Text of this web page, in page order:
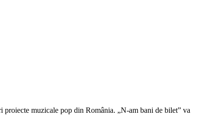
muzicale pop din România. „N-am bani de bilet” va